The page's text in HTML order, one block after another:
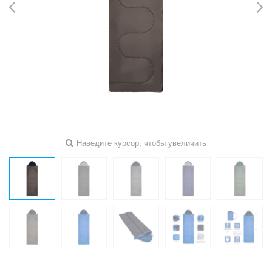
Наведите курсор, чтобы увеличить